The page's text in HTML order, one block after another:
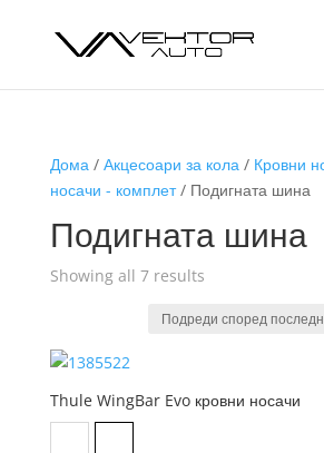
Дома/ Акцесоари за кола/ Кровни
носачи - комплет/ Подигната шина
Подигната шина
Showing all 7 resultsSorted
latest
Thule WingBar Evo кровни носачи